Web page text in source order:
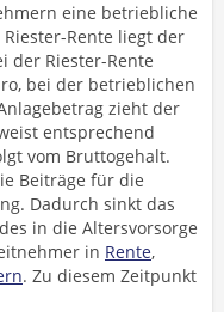
eine betriebliche
Rente liegt der
der Riester-Rente
bei der betrieblichen
zieht der
entsprechend
vom Bruttogehalt.
Beiträge für die
Dadurch sinkt das
in die Altersvorsorge
in Rente,
. Zu diesem Zeitpunkt